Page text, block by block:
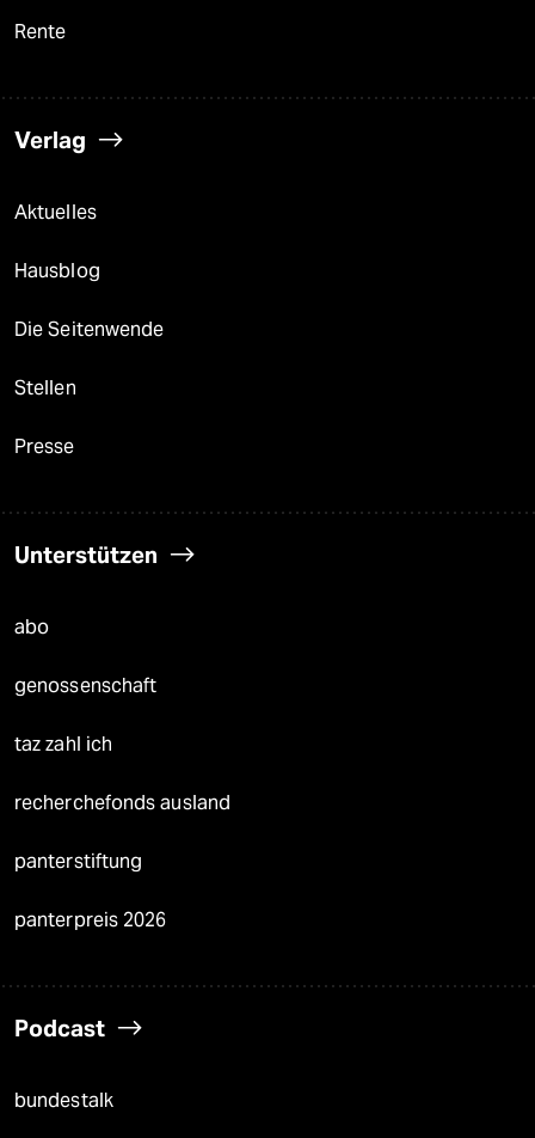
Rente
Verlag
Aktuelles
Hausblog
Die Seitenwende
Stellen
Presse
Unterstützen
abo
genossenschaft
taz zahl ich
recherchefonds ausland
panterstiftung
panterpreis 2026
Podcast
bundestalk